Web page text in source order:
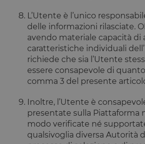
L’Utente è l’unico
delle informazioni rilasciate.
avendo materiale capacità di
caratteristiche individuali
richiede che sia l’Utente
essere consapevole di
comma 3 del presente
Inoltre, l’Utente è
presentate sulla Piattaforma
modo verificate né
qualsivoglia diversa Autorità
m.stripe.com
IDE
1